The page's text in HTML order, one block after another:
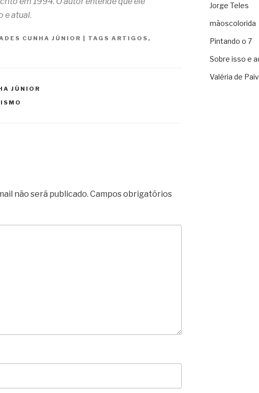
e atual.
CUNHA JÚNIOR | TAGS ARTIGOS ,
JÚNIOR
não será publicado. Campos obrigatórios
Jorge Teles
mãoscolorida
Pintando o 7
Sobre isso e
Valéria de